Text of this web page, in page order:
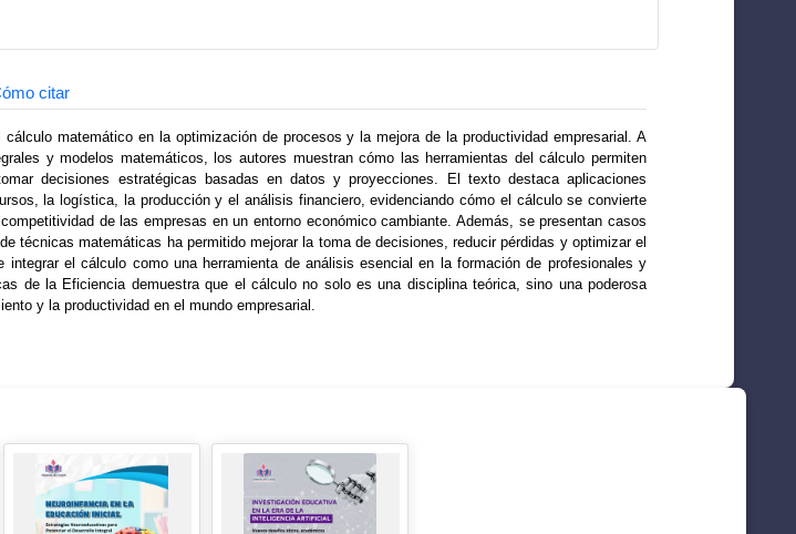
citar
matemático en la optimización de procesos y la mejora de la productividad empresarial. A
y modelos matemáticos, los autores muestran cómo las herramientas del cálculo permiten
decisiones estratégicas basadas en datos y proyecciones. El texto destaca aplicaciones
la logística, la producción y el análisis financiero, evidenciando cómo el cálculo se convierte
de las empresas en un entorno económico cambiante. Además, se presentan casos
técnicas matemáticas ha permitido mejorar la toma de decisiones, reducir pérdidas y optimizar el
el cálculo como una herramienta de análisis esencial en la formación de profesionales y
de la Eficiencia demuestra que el cálculo no solo es una disciplina teórica, sino una poderosa
y la productividad en el mundo empresarial.